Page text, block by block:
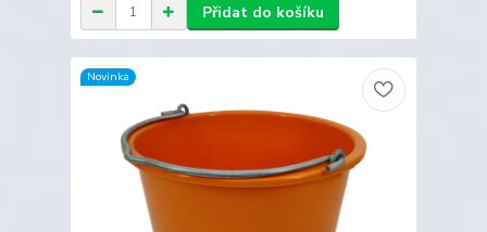
Přidat do košíku
Novinka